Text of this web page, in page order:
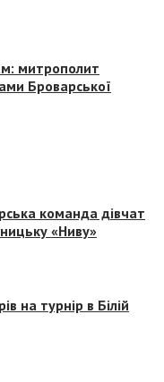
митрополит
Броварської
команда дівчат
«Ниву»
на турнір в Білій